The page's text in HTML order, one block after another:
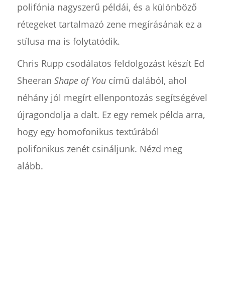
polifónia nagyszerű példái, és a különböző
rétegeket tartalmazó zene megírásának ez a
stílusa ma is folytatódik.
Chris Rupp csodálatos feldolgozást készít Ed
Sheeran Shape of Youcímű dalából, ahol
néhány jól megírt ellenpontozás segítségével
újragondolja a dalt. Ez egy remek példa arra,
hogy egy homofonikus textúrából
polifonikus zenét csináljunk. Nézd meg
alább.